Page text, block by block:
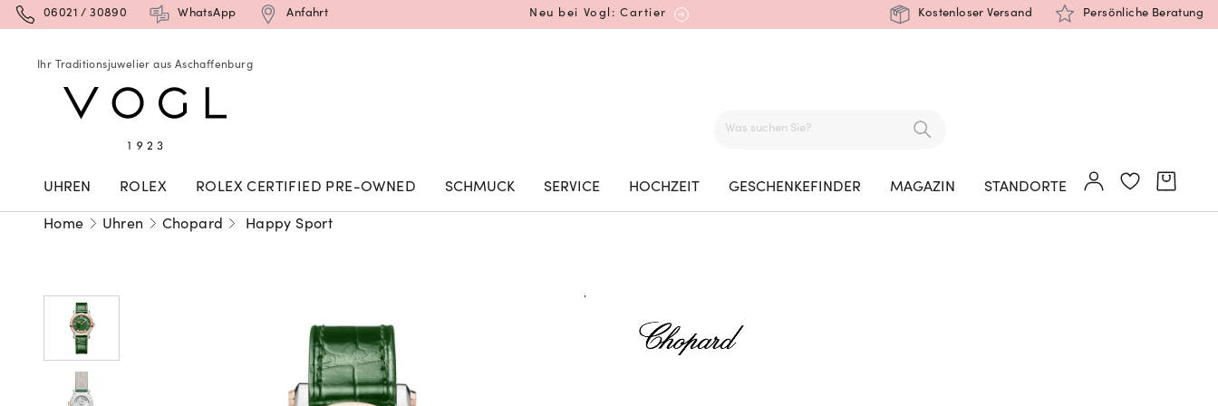
06021 / 30890 WhatsApp Anfahrt Neu bei Vogl: Cartier
Mehr erfahren: Ikonische Uhren von Cartier
Neu bei Vogl: Uhren von Grand Seiko
Kostenloser Versand Persönliche Beratung
Ihr Traditionsjuwelier aus Aschaffenburg
UHREN ROLEX ROLEX CERTIFIED PRE-OWNED SCHMUCK SERVICE HOCHZEIT GESCHENKEFINDER MAGAZIN STANDORTE
Home Uhren Chopard Happy Sport